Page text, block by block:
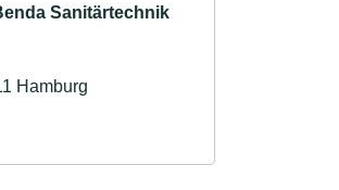
Sanitärtechnik
Hamburg